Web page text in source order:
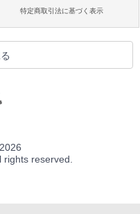
特定商取引法に基づく表示
2026
reserved.